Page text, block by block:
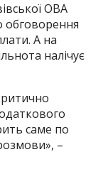
ОВА
А на
налічує
саме по
–